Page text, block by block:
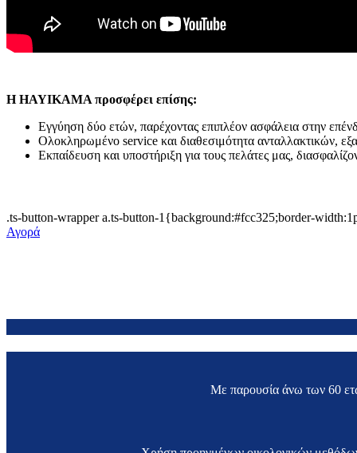
Η HAYIKAMA προσφέρει επίσης:
Εγγύηση δύο ετών, παρέχοντας επιπλέον ασφάλεια στην
Ολοκληρωμένο service και διαθεσιμότητα ανταλλακτικών,
Εκπαίδευση και υποστήριξη για τους πελάτες μας,
.ts-button-wrapper a.ts-button-1{background:#fcc325;border-
Αγορά
Με παρουσία άνω των 60